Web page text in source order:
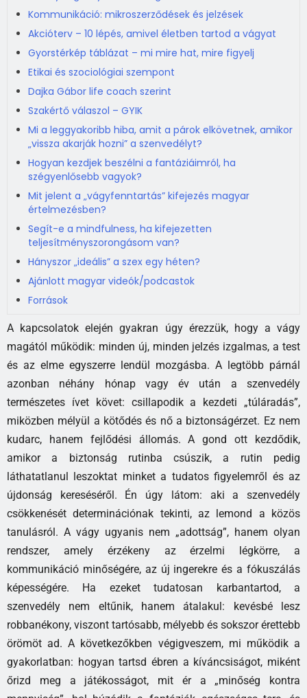
Kommunikáció: mikroszerződések és jelzések
Akcióterv – 10 lépés, amivel életben tartod a vágyat
Gyorstérkép táblázat – mi mire hat, mire figyelj
Etikai és szociológiai szempont
Dajka Gábor life coach szerint
Szakértő válaszol – GYIK
Mi a leggyakoribb hiba, amit a párok elkövetnek, amikor
„vissza akarják hozni” a szenvedélyt?
Hogyan kezdjek beszélni a fantáziáimról, ha
szégyenlősebb vagyok?
Mit jelent a „vágyfenntartás” kifejezés magyar
értelmezésben?
Segít-e a mindfulness, ha kifejezetten
teljesítményszorongásom van?
Hányszor „ideális” a szex egy héten?
Ajánlott magyar videók/podcastok
Források
A kapcsolatok elején gyakran úgy érezzük, hogy a vágy
magától működik: minden új, minden jelzés izgalmas, a test
és az elme egyszerre lendül mozgásba. A legtöbb párnál
azonban néhány hónap vagy év után a szenvedély
természetes ívet követ: csillapodik a kezdeti „túláradás”,
miközben mélyül a kötődés és nő a biztonságérzet. Ez nem
kudarc, hanem fejlődési állomás. A gond ott kezdődik,
amikor a biztonság rutinba csúszik, a rutin pedig
láthatatlanul leszoktat minket a tudatos figyelemről és az
újdonság kereséséről. Én úgy látom: aki a szenvedély
csökkenését determinációnak tekinti, az lemond a közös
tanulásról. A vágy ugyanis nem „adottság”, hanem olyan
rendszer, amely érzékeny az érzelmi légkörre, a
kommunikáció minőségére, az új ingerekre és a fókuszálás
képességére. Ha ezeket tudatosan karbantartod, a
szenvedély nem eltűnik, hanem átalakul: kevésbé lesz
robbanékony, viszont tartósabb, mélyebb és sokszor érettebb
örömöt ad. A következőkben végigveszem, mi működik a
gyakorlatban: hogyan tartsd ébren a kíváncsiságot, miként
őrizd meg a játékosságot, mit ér a „minőség kontra